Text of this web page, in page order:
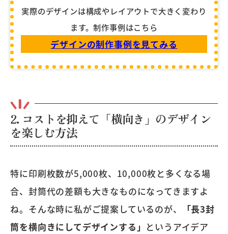
実際のデザインは構成やレイアウトで大きく変わり
ます。制作事例はこちら
デザインの制作事例を見てみる
2. コストを抑えて「横向き」のデザイン
を楽しむ方法
特に印刷枚数が5,000枚、10,000枚と多くなる場
合、封筒代の差額も大きなものになってきますよ
ね。そんな時に私がご提案しているのが、
「長3封
筒を横向きにしてデザインする」 というアイデア